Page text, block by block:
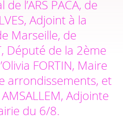
l’ARS PACA, de
Adjoint à la
Marseille, de
Député de la 2ème
FORTIN, Maire
arrondissements, et
Adjointe
du 6/8.